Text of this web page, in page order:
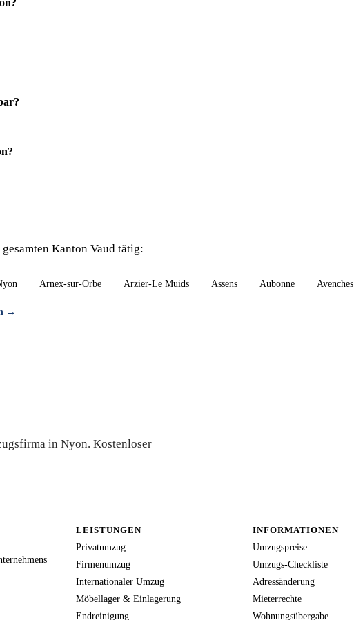
Kanton Vaud tätig:
Arnex-sur-Orbe Arzier-Le Muids Assens Aubonne Avenches
→
in Nyon. Kostenloser
LEISTUNGEN
Privatumzug
Firmenumzug
Internationaler Umzug
Möbellager & Einlagerung
Endreinigung
INFORMATIONEN
Umzugspreise
Umzugs-Checkliste
Adressänderung
Mieterrechte
Wohnungsübergabe